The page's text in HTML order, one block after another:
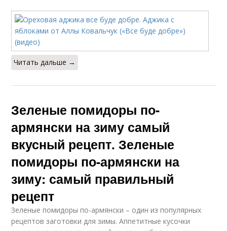
Читать дальше →
Зеленые помидоры по-
армянски на зиму самый
вкусный рецепт. Зеленые
помидоры по-армянски на
зиму: самый правильный
рецепт
Зеленые помидоры по-армянски – один из популярных
рецептов заготовки для зимы. Аппетитные кусочки